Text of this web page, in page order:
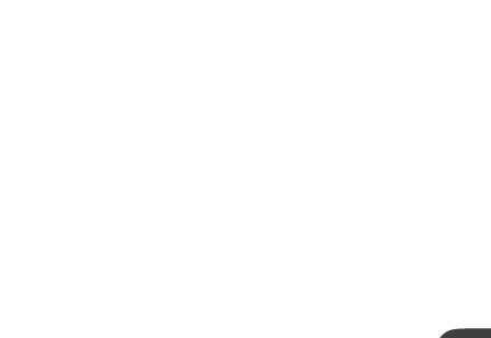
Comment puis-je vous aider